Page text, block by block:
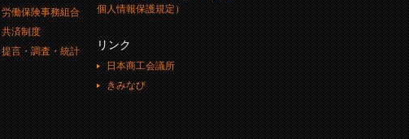
労働保険事務組合
共済制度
提言・調査・統計
個人情報保護規定）
リンク
日本商工会議所
きみなび